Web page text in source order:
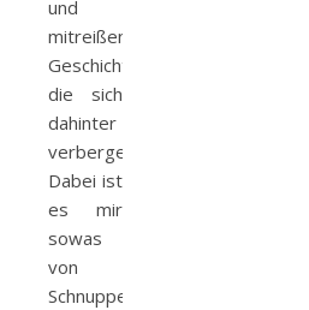
und
mitreißenden
Geschichten,
die sich
dahinter
verbergen.
Dabei ist
es mir
sowas
von
Schnuppe